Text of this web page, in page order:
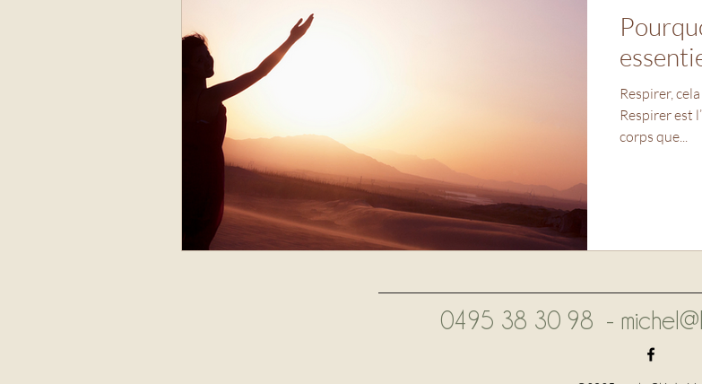
Respirer,
Respirer est
corps que...
0495 38 30 98 -